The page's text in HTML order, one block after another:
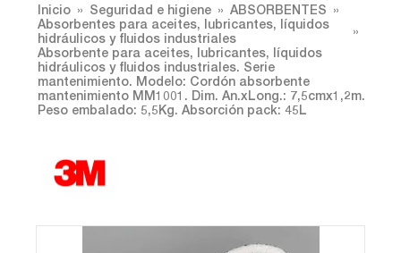
Inicio Seguridad e higiene
ABSORBENTES
Absorbentes para aceites, lubricantes, líquidos
hidráulicos y fluidos industriales
Absorbente para aceites, lubricantes, líquidos
hidráulicos y fluidos industriales. Serie
mantenimiento. Modelo: Cordón absorbente
mantenimiento MM1001. Dim. An.xLong.: 7,5cmx1,2m.
Peso embalado: 5,5Kg. Absorción pack: 45L